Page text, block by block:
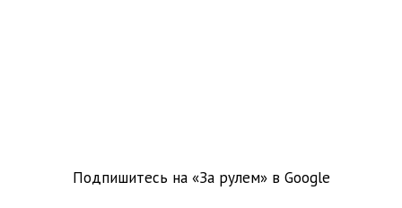
Подпишитесь на «За рулем» в Google